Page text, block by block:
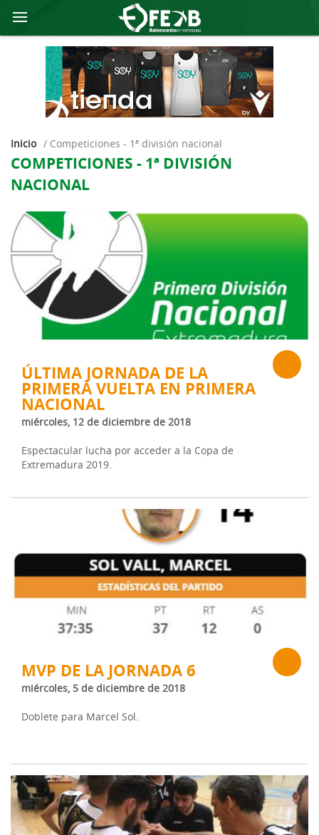
Inicio / competiciones - 1ª división nacional
COMPETICIONES - 1ª DIVISIÓN
NACIONAL
ÚLTIMA JORNADA DE LA
PRIMERA VUELTA EN PRIMERA
NACIONAL
miércoles, 12 de diciembre de 2018
Espectacular lucha por acceder a la Copa de
Extremadura 2019.
MVP DE LA JORNADA 6
miércoles, 5 de diciembre de 2018
Doblete para Marcel Sol.